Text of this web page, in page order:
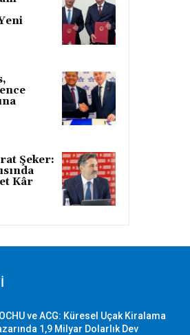
Şeker:
Kâr
ve ACG: Küresel Uçak Kiralama
1,9 Milyar Dolarlık Dev